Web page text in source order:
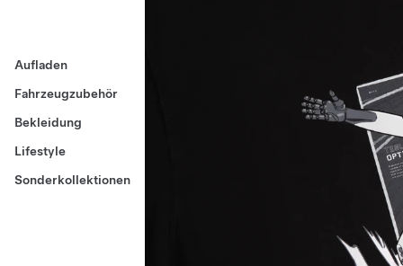
Aufladen
Fahrzeugzubehör
Bekleidung
Lifestyle
Sonderkollektionen